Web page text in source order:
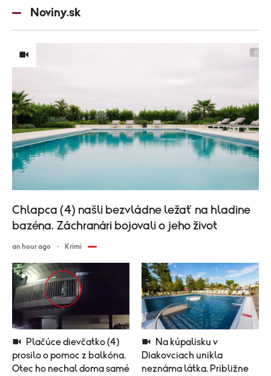
Noviny.sk
prosilo o pomoc z balkóna.
Otec ho nechal doma samé
Diakovciach unikla
neznáma látka. Približne
Chlapca (4) našli bezvládne ležať na hladine
bazéna. Záchranári bojovali o jeho život
an hour ago Krimi